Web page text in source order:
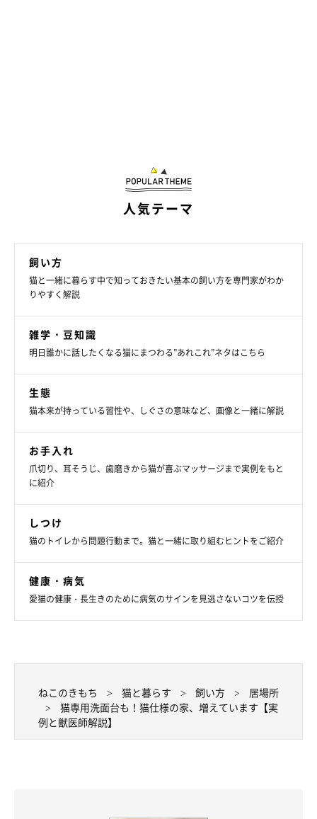
人気テーマ
飼い方
猫と一緒に暮らす中で知っておきたい基本の飼い方を専門家がわか
りやすく解説
雑学・豆知識
明日誰かに話したくなる猫にまつわる”あれこれ”ネタはこちら
生態
猫本来が持っている習性や、しぐさの意味など、画像と一緒に解説
お手入れ
爪切り、耳そうじ、歯磨きから猫が喜ぶマッサージまで実例をもと
に紹介
しつけ
猫のトイレから問題行動まで。猫と一緒に取り組むヒントをご紹介
健康・病気
愛猫の健康・長生きのために病気のサインを見逃さないコツを伝授
ねこのきもち 猫と暮らす 飼い方
居場所
猫専用洗面台も！猫仕様の家、増えています【実
例と獣医師解説】